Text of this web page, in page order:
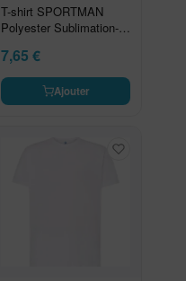
T-shirt SPORTMAN
Polyester Sublimation-
7,65 €
Ajouter